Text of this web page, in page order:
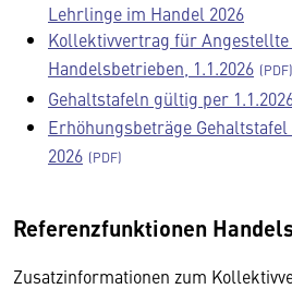
Lehrlinge im Handel 2026
Kollektivvertrag für
Handelsbetrieben, 1.1.2026
Gehaltstafeln gültig per
Erhöhungsbeträge Gehaltstafel
2026
Referenzfunktionen
Zusatzinformationen zum